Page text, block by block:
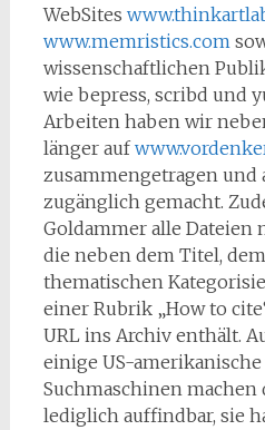
WebSites
www.memristics.com
wissenschaftlichen
wie bepress, scribd und
Arbeiten haben wir
länger auf
zusammengetragen und
zugänglich gemacht.
Goldammer alle Dateien
die neben dem Titel,
thematischen
einer Rubrik „How to
URL ins Archiv enthält.
einige US-
Suchmaschinen
lediglich auffindbar, sie